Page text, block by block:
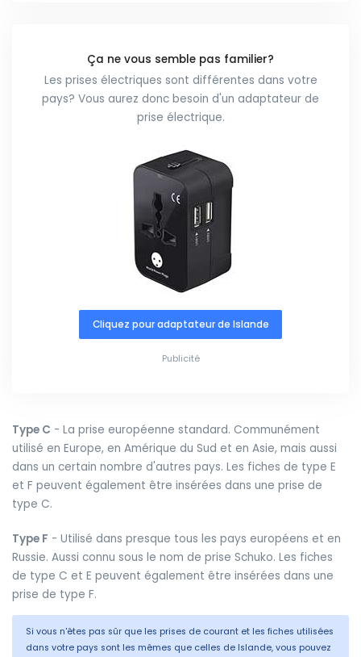
Ça ne vous semble pas familier?
Les prises électriques sont différentes dans votre
pays? Vous aurez donc besoin d'un adaptateur de
prise électrique.
Cliquez pour adaptateur de Islande
Publicité
Type C - La prise européenne standard. Communément
utilisé en Europe, en Amérique du Sud et en Asie, mais aussi
dans un certain nombre d'autres pays. Les fiches de type E
et F peuvent également être insérées dans une prise de
type C.
Type F - Utilisé dans presque tous les pays européens et en
Russie. Aussi connu sous le nom de prise Schuko. Les fiches
de type C et E peuvent également être insérées dans une
prise de type F.
Si vous n'êtes pas sûr que les prises de courant et les fiches utilisées
dans votre pays sont les mêmes que celles de Islande, vous pouvez